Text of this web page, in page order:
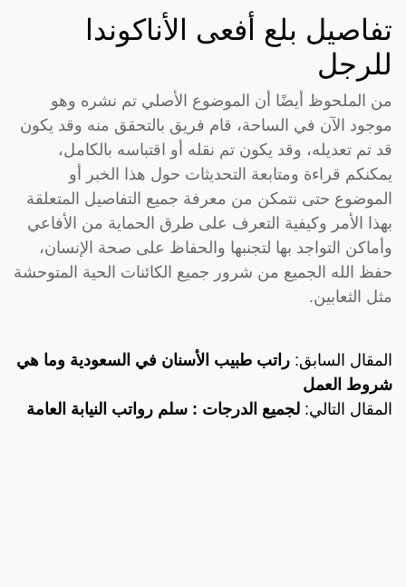
تفاصيل بلع أفعى الأناكوندا
للرجل
من الملحوظ أيضًا أن الموضوع الأصلي تم نشره وهو
موجود الآن في الساحة، قام فريق بالتحقق منه وقد يكون
قد تم تعديله، وقد يكون تم نقله أو اقتباسه بالكامل،
يمكنكم قراءة ومتابعة التحديثات حول هذا الخبر أو
الموضوع حتى نتمكن من معرفة جميع التفاصيل المتعلقة
بهذا الأمر وكيفية التعرف على طرق الحماية من الأفاعي
وأماكن التواجد بها لتجنبها والحفاظ على صحة الإنسان،
حفظ الله الجميع من شرور جميع الكائنات الحية المتوحشة
مثل الثعابين.
المقال السابق: راتب طبيب الأسنان في السعودية وما هي
شروط العمل
المقال التالي: لجميع الدرجات : سلم رواتب النيابة العامة